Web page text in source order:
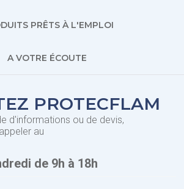
PRÊTS À L'EMPLOI
A VOTRE ÉCOUTE
PROTECFLAM
d'informations ou de devis,
au
de 9h à 18h